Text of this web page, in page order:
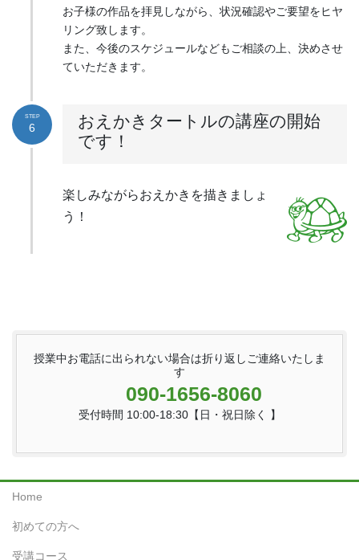
お子様の作品を拝見しながら、状況確認やご要望をヒヤ
リング致します。
また、今後のスケジュールなどもご相談の上、決めさせ
ていただきます。
おえかきタートルの講座の開始
です！
楽しみながらおえかきを描きましょ
う！
STEP
6
授業中お電話に出られない場合は折り返しご連絡いたしま
す
090-1656-8060
受付時間 10:00-18:30【日・祝日除く 】
Home
初めての方へ
受講コース